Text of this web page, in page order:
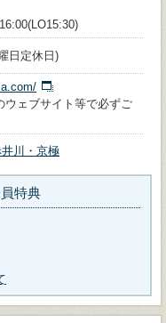
日定休日)
ェブサイト等で必ずご
川・京極
特典